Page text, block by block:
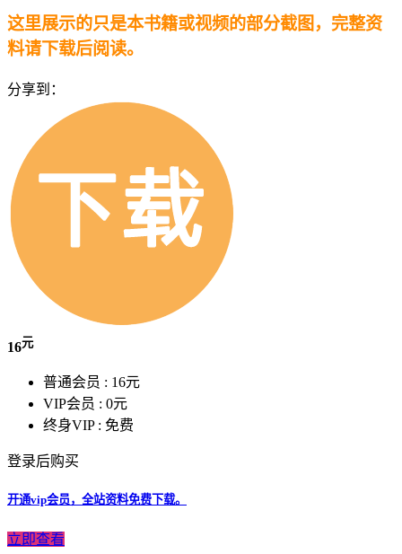
这里展示的只是本书籍或视频的部分截图，完整资
料请下载后阅读。
分享到：
16元
普通会员 : 16元
VIP会员 : 0元
终身VIP : 免费
登录后购买
开通vip会员，全站资料免费下载。
立即查看